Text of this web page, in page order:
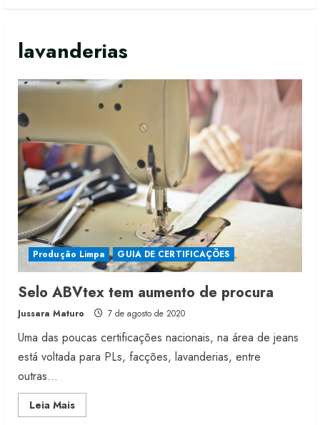
lavanderias
Produção Limpa GUIA DE CERTIFICAÇÕES
Selo ABVtex tem aumento de procura
Jussara Maturo 7 de agosto de 2020
Uma das poucas certificações nacionais, na área de jeans
está voltada para PLs, facções, lavanderias, entre
outras...
Leia MaisRead
more